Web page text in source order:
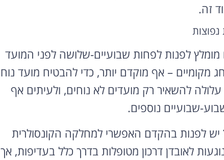
זה.
לפנות לפחות שבועיים-שלושה לפני המועד
מקומיים – אף מוקדם יותר, כדי להבטיח מועד נוח
להשאיר רק מועדים לא נוחים, ולעיתים אף
שבועיים נוספים.
יש לפנות בהקדם האפשרי למחלקה הקונסולרית
לאובדן דרכון מטופלות בדרך כלל בעדיפות, אך